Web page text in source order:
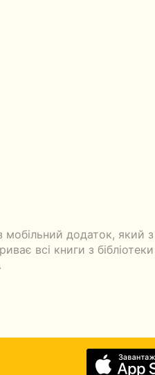
додаток, який
всі книги з